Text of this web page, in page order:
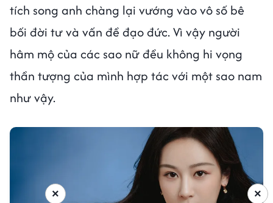
tích song anh chàng lại vướng vào vô số bê
bối đời tư và vấn đề đạo đức. Vì vậy người
hâm mộ của các sao nữ đều không hi vọng
thần tượng của mình hợp tác với một sao nam
như vậy.
×
×